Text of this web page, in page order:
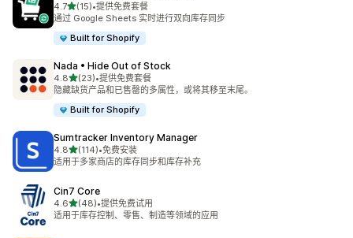
4.7星（满分 5 星）
(15)
总共 15 条评论
•提供免费套餐
通过 Google Sheets 实时进行双向库存同步
Built for Shopify
Nada • Hide Out of Stock
4.8星（满分 5 星）
(23)
总共 23 条评论
•提供免费套餐
隐藏缺货产品和已售罄的多属性，或将其移至末尾。
Built for Shopify
Sumtracker Inventory Manager
4.8星（满分 5 星）
(114)
总共 114 条评论
•免费安装
适用于多家商店的库存同步和库存补充
Cin7 Core
4.6星（满分 5 星）
(48)
总共 48 条评论
•提供免费试用
适用于库存控制、零售、制造等领域的应用